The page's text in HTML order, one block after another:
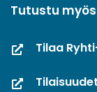
Tutustu myös
Tilaa